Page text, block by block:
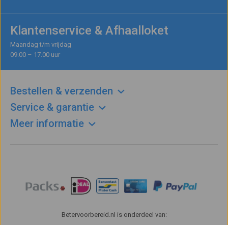
Klantenservice & Afhaalloket
Maandag t/m vrijdag
09.00 – 17.00 uur
Bestellen & verzenden
Service & garantie
Meer informatie
Betervoorbereid.nl is onderdeel van: